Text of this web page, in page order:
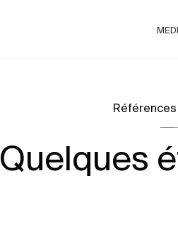
Quelques